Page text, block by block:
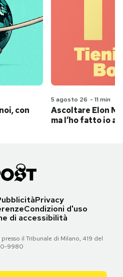
con
5 agosto 26 - 11 min
Ascoltare Elon
ma l’ho fatto io
Privacy
Condizioni d'uso
di accessibilità
il Tribunale di Milano, 419 del
9980